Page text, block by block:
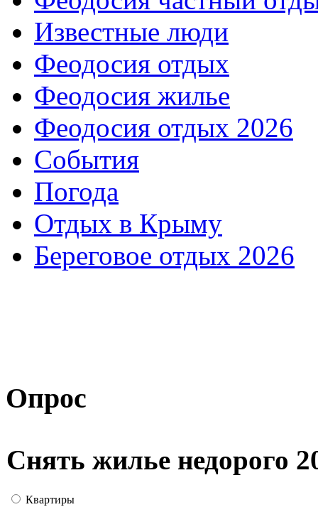
Известные люди
Феодосия отдых
Феодосия жилье
Феодосия отдых 2026
События
Погода
Отдых в Крыму
Береговое отдых 2026
Опрос
Снять жилье недорого
Квартиры